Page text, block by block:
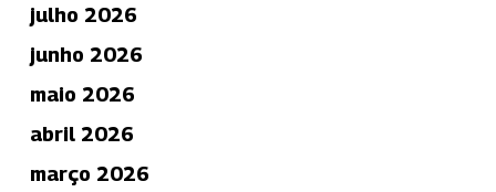
julho 2026
junho 2026
maio 2026
abril 2026
março 2026